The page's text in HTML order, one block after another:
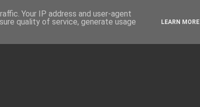
Your IP address and user-agent
quality of service, generate usage
LEARN MORE